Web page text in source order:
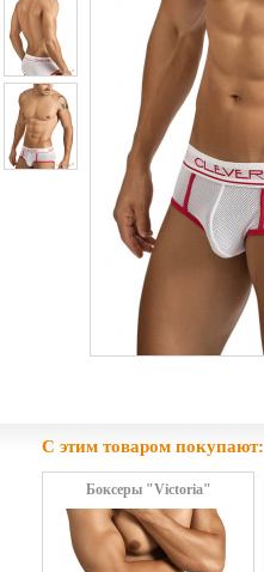
С этим товаром покупают:
Боксеры "Victoria"